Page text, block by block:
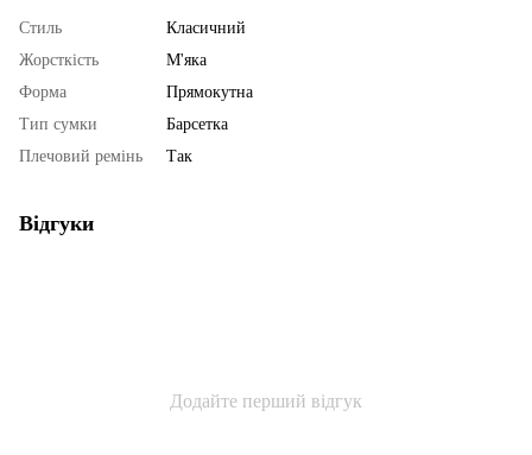
Стиль
Класичний
Жорсткість
М'яка
Форма
Прямокутна
Тип сумки
Барсетка
Плечовий ремінь
Так
Відгуки
Додайте перший відгук